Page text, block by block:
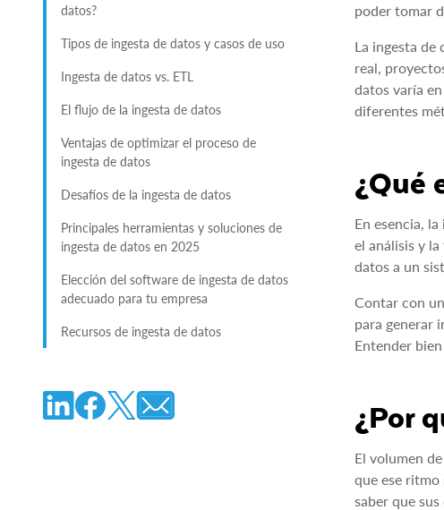
datos?
Tipos de ingesta de datos y casos de uso
Ingesta de datos vs. ETL
El flujo de la ingesta de datos
Ventajas de optimizar el proceso de
ingesta de datos
Desafíos de la ingesta de datos
Principales herramientas y soluciones de
ingesta de datos en 2025
Elección del software de ingesta de datos
adecuado para tu empresa
Recursos de ingesta de datos
poder tomar
La ingesta
real,
datos varía
diferentes
¿Qué
En esencia,
el análisis y
datos a un
Contar con
para generar
Entender
¿Por
El volumen
que ese ritmo
saber que